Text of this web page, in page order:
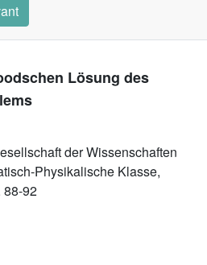
Lösung des
der Wissenschaften
Physikalische Klasse,
88-92